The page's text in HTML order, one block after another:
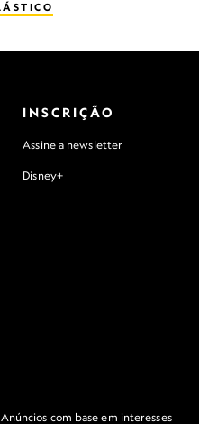
INSCRIÇÃO
Assine a newsletter
Disney+
Anúncios com base em interesses